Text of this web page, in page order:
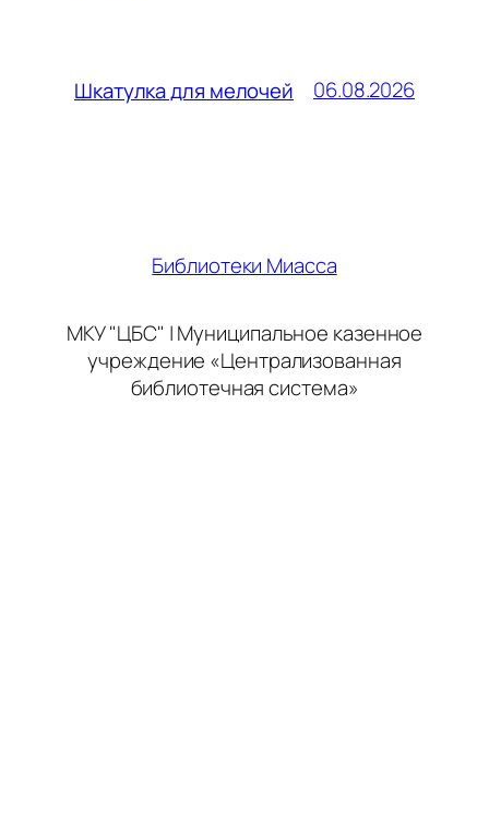
Шкатулка для мелочей 06.08.2026
Библиотеки Миасса
МКУ "ЦБС" | Муниципальное казенное
учреждение «Централизованная
библиотечная система»